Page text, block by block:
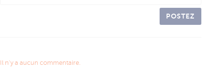
POSTEZ
Il n'y a aucun commentaire.